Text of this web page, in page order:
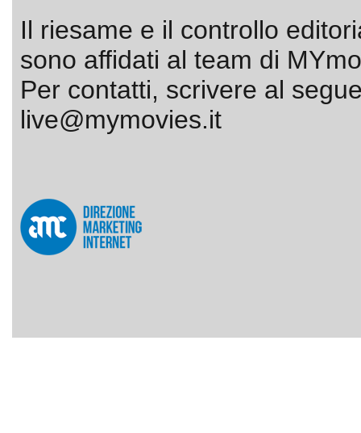
Il riesame e il controllo
sono affidati al team di
Per contatti, scrivere al
live@mymovies.it